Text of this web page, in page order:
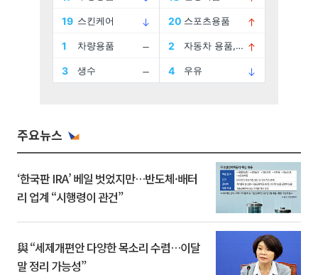
주요뉴스
‘한국판 IRA’ 베일 벗었지만…반도체·배터
리 업계 “시행령이 관건”
與 “세제개편안 다양한 목소리 수렴…이달
말 정리 가능성”